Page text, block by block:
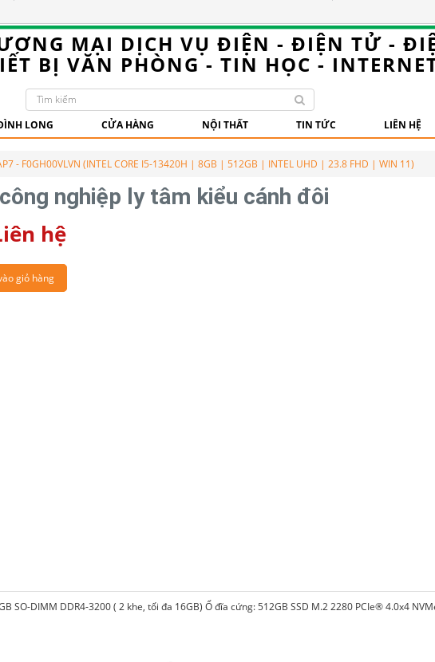
MẠI DỊCH VỤ ĐIỆN - ĐIỆN TỬ -
BỊ VĂN PHÒNG - TIN HỌC -
LONG CỬA HÀNG NỘI THẤT TIN TỨC LIÊN HỆ
- F0GH00VLVN (INTEL CORE I5-13420H | 8GB | 512GB | INTEL UHD | 23.8 FHD | WIN 11)
nghiệp ly tâm kiểu cánh đôi
hệ
giỏ hàng
SO-DIMM DDR4-3200 ( 2 khe, tối đa 16GB) Ổ đĩa cứng: 512GB SSD M.2 2280 PCIe® 4.0x4